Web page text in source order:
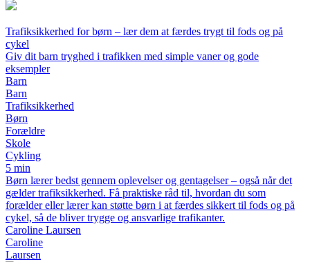
Trafiksikkerhed for børn – lær dem at færdes trygt til fods og på
cykel
Giv dit barn tryghed i trafikken med simple vaner og gode
eksempler
Barn
Barn
Trafiksikkerhed
Børn
Forældre
Skole
Cykling
5 min
Børn lærer bedst gennem oplevelser og gentagelser – også når det
gælder trafiksikkerhed. Få praktiske råd til, hvordan du som
forælder eller lærer kan støtte børn i at færdes sikkert til fods og på
cykel, så de bliver trygge og ansvarlige trafikanter.
Caroline Laursen
Caroline
Laursen